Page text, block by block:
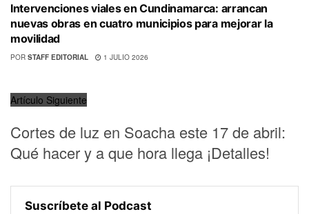
Intervenciones viales en Cundinamarca: arrancan
nuevas obras en cuatro municipios para mejorar la
movilidad
POR STAFF EDITORIAL 1 JULIO 2026
Artículo Siguiente
Cortes de luz en Soacha este 17 de abril:
Qué hacer y a que hora llega ¡Detalles!
Suscríbete al Podcast